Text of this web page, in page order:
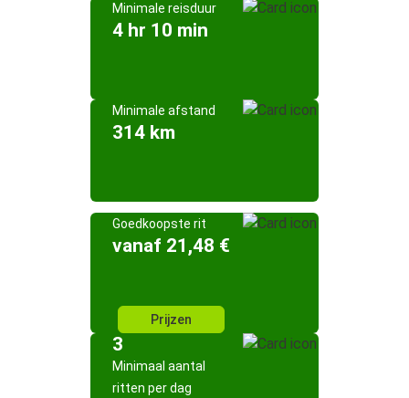
Minimale reisduur
4 hr 10 min
Minimale afstand
314 km
Goedkoopste rit
vanaf 21,48 €
Prijzen
3
Minimaal aantal
ritten per dag